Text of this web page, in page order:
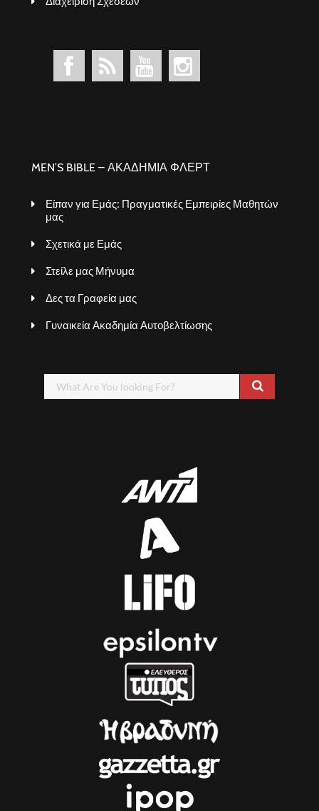
MEN’S BIBLE – ΑΚΑΔΗΜΙΑ ΦΛΕΡΤ
Είπαν για Εμάς: Πραγματικές Εμπειρίες Μαθητών
μας
Σχετικά με Εμάς
Στείλε μας Μήνυμα
Δες τα Γραφεία μας
Γυναικεία Ακαδημία Αυτοβελτίωσης